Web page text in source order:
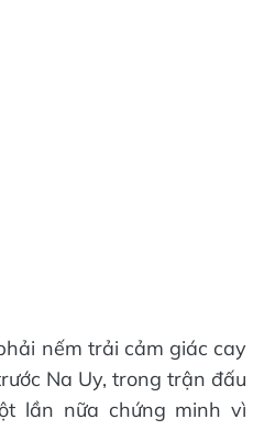
nếm trải cảm giác cay
Na Uy, trong trận đấu
lần nữa chứng minh vì